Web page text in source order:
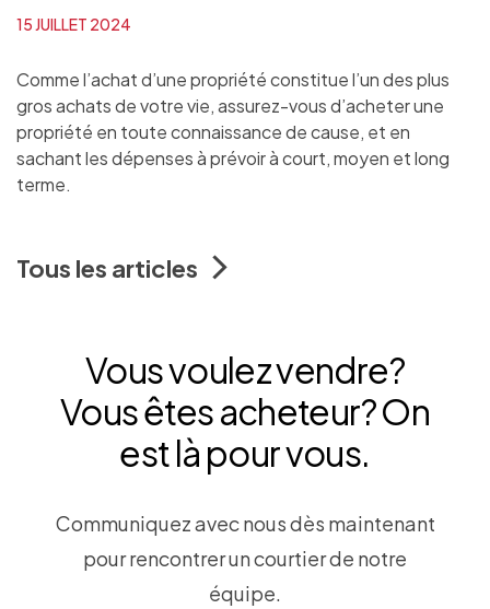
15 JUILLET 2024
Comme l’achat d’une propriété constitue l’un des plus
gros achats de votre vie, assurez-vous d’acheter une
propriété en toute connaissance de cause, et en
sachant les dépenses à prévoir à court, moyen et long
terme.
Tous les articles
Vous voulez vendre?
Vous êtes acheteur? On
est là pour vous.
Communiquez avec nous dès maintenant
pour rencontrer un courtier de notre
équipe.